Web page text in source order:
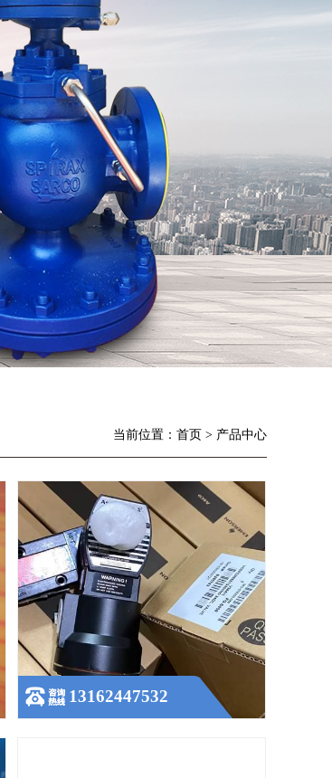
当前位置：首页 > 产品中心
ASCO电磁阀WSNF8551A309MO
查看更多
13162447532
ASCO原装VCEFCM8551G401MO电磁阀
查看更多